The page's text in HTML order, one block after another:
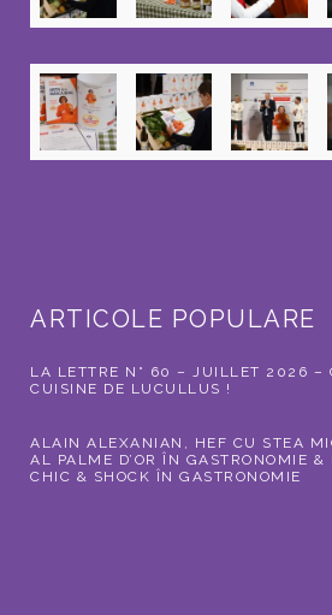
ARTICOLE POPULARE
LA LETTRE N° 60 – JUILLET 2026 –
CUISINE DE LUCULLUS !
ALAIN ALEXANIAN, HEF CU STEA
AL PALME D’OR ÎN GASTRONOMIE &
CHIC & SHOCK ÎN GASTRONOMIE